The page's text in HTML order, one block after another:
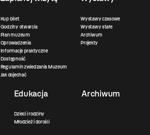
Kup bilet
Godziny otwarcia
Plan muzeum
Oprowadzenia
Informacje praktyczne
Dostępność
Regulamin zwiedzania Muzeum
Jak dojechać
Wystawy czasowe
Wystawy stałe
Archiwum
Projekty
Edukacja
Dzieci i rodziny
Młodzież i dorośli
Archiwum